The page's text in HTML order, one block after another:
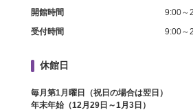
開館時間
9:00～
受付時間
9:00～
休館日
毎月第1月曜日（祝日の場合は翌日）
年末年始（12月29日～1月3日）